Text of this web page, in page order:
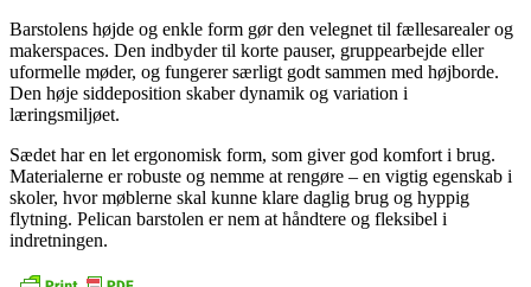
Barstolens højde og enkle form gør den velegnet til fællesarealer og
makerspaces. Den indbyder til korte pauser, gruppearbejde eller
uformelle møder, og fungerer særligt godt sammen med højborde.
Den høje siddeposition skaber dynamik og variation i
læringsmiljøet.
Sædet har en let ergonomisk form, som giver god komfort i brug.
Materialerne er robuste og nemme at rengøre – en vigtig egenskab i
skoler, hvor møblerne skal kunne klare daglig brug og hyppig
flytning. Pelican barstolen er nem at håndtere og fleksibel i
indretningen.